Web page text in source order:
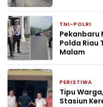
TNI-POLRI
Pekanbaru
Polda Riau
Malam
PERISTIWA
Tipu
Stasiun